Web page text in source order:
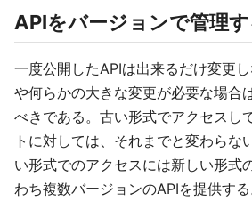
APIをバージョンで管理す
一度公開したAPIは出来るだけ変更
や何らかの大きな変更が必要な場合
べきである。古い形式でアクセスし
トに対しては、それまでと変わらな
い形式でのアクセスには新しい形式
わち複数バージョンのAPIを提供する